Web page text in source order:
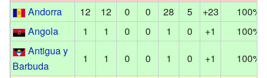
Andorra
12 12 0 0 28 5 +23
100%
Angola
1 1 0 0 1 0 +1
100%
Antigua y
Barbuda
1 1 0 0 1 0 +1
100%